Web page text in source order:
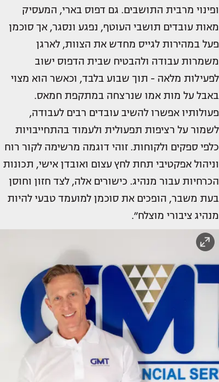
ופינוי מרבית התושבים. גם דפוס בארי, המעסיק
מאות עובדים תושבי העוטף, נפגע ונסגר, אך סוכמן
פעל במהירות לגייס מחדש את הצוות, לארגן
משמרות עבודה ולהבטיח שבית הדפוס ישוב
לפעילות מלאה - תוך שבוע בלבד, וכאשר הוא מצוי
באבל על מות אמו שנרצחה במתקפת חמאס.
פעולותיו אפשרו להשיב עובדים רבים לעבודה,
לשמור על רציפות תפעולית ולעמוד בהתחייבויות
כלפי ספקים ולקוחות. זוהי דוגמה מרשימה לקור רוח
וניהול אפקטיבי תחת לחץ עצום ואובדן אישי, תכונות
הכרחיות עבור מנהיג. כישורים אלה, לצד חזון וחוסן
בעת משבר, הופכים את סוכמן למועמד טבעי להיות
מנהיג ציבורי מוצלח״.